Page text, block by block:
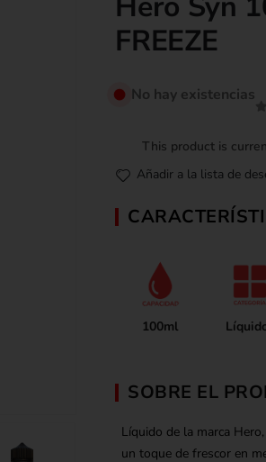
FREEZE
No hay existencias
This product is
Añadir a la lista de
100ml
SOBRE EL
Líquido de la marca
un toque de frescor en